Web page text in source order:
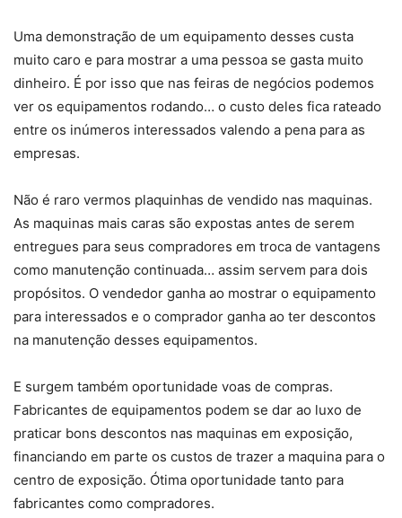
Uma demonstração de um equipamento desses custa
muito caro e para mostrar a uma pessoa se gasta muito
dinheiro. É por isso que nas feiras de negócios podemos
ver os equipamentos rodando… o custo deles fica rateado
entre os inúmeros interessados valendo a pena para as
empresas.
Não é raro vermos plaquinhas de vendido nas maquinas.
As maquinas mais caras são expostas antes de serem
entregues para seus compradores em troca de vantagens
como manutenção continuada… assim servem para dois
propósitos. O vendedor ganha ao mostrar o equipamento
para interessados e o comprador ganha ao ter descontos
na manutenção desses equipamentos.
E surgem também oportunidade voas de compras.
Fabricantes de equipamentos podem se dar ao luxo de
praticar bons descontos nas maquinas em exposição,
financiando em parte os custos de trazer a maquina para o
centro de exposição. Ótima oportunidade tanto para
fabricantes como compradores.